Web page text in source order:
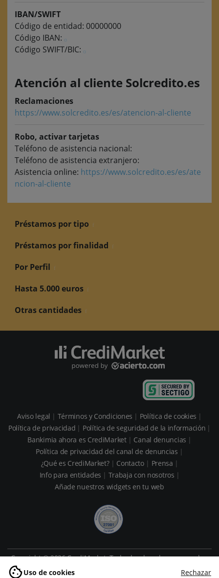
Uso de cookies Rechazar
IBAN/SWIFT
Código de entidad: 00000000
Código IBAN:
Código SWIFT/BIC:
Atención al cliente Solcredito.es
Reclamaciones
https://www.solcredito.es/es/atencion-al-cliente
Robo, activar tarjetas
Teléfono de asistencia nacional:
Teléfono de asistencia extranjero:
Asistencia online: https://www.solcredito.es/es/ate
ncion-al-cliente
Préstamos por tipo
Préstamos por finalidad
Por Perfil
Hasta 5.000 euros
Otras cantidades
Aviso legal Términos y Condiciones
Política de cookies
Política de privacidad
Política de seguridad de la información
Bankimia ahora es CrediMarket
Canal denuncias
Política de privacidad del canal de denuncias
¿Qué es CrediMarket?
Contacto
Prensa
Info para entidades
Trabaja con nosotros
Añade nuestros widgets en tu web
Copyright © 2026 CrediMarket. Todos los derechos reservados.
CrediMarket es una marca de ASESOR CONSUMER SERVICES, S.L.